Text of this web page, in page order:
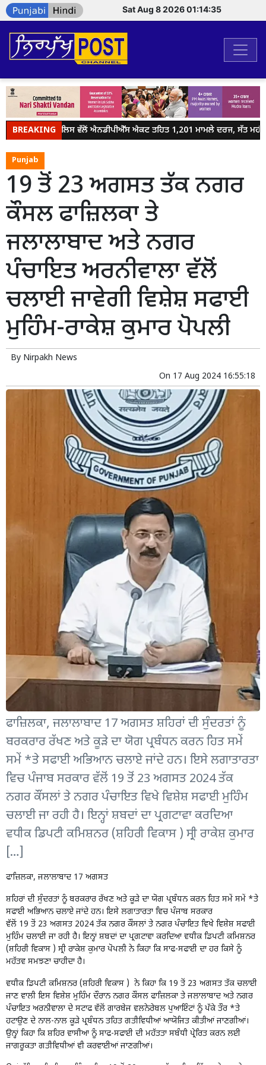
Sat Aug 8 2026 01:14:35
BREAKING
ਜਲੰਧਰ ਪੁਲਿਸ ਵੱਲੋਂ ਐਨਡੀਪੀਐੱਸ ਐਕਟ ਤਹਿਤ 1,201 ਮਾਮਲੇ ਦਰਜ, ਸੱਤ
Punjab
19 ਤੋਂ 23 ਅਗਸਤ ਤੱਕ ਨਗਰ
ਕੌਸਲ ਫਾਜ਼ਿਲਕਾ ਤੇ
ਜਲਾਲਾਬਾਦ ਅਤੇ ਨਗਰ
ਪੰਚਾਇਤ ਅਰਨੀਵਾਲਾ ਵੱਲੋਂ
ਚਲਾਈ ਜਾਵੇਗੀ ਵਿਸ਼ੇਸ਼ ਸਫਾਈ
ਮੁਹਿੰਮ-ਰਾਕੇਸ਼ ਕੁਮਾਰ ਪੋਪਲੀ
By Nirpakh News
On 17 Aug 2024 16:55:18
ਫਾਜ਼ਿਲਕਾ, ਜਲਾਲਾਬਾਦ 17 ਅਗਸਤ ਸ਼ਹਿਰਾਂ ਦੀ ਸੁੰਦਰਤਾਂ ਨੂੰ
ਬਰਕਰਾਰ ਰੱਖਣ ਅਤੇ ਕੂੜੇ ਦਾ ਯੋਗ ਪ੍ਰਬੰਧਨ ਕਰਨ ਹਿਤ ਸਮੇਂ
ਸਮੇਂ *ਤੇ ਸਫਾਈ ਅਭਿਆਨ ਚਲਾਏ ਜਾਂਦੇ ਹਨ। ਇਸੇ ਲਗਾਤਾਰਤਾ
ਵਿਚ ਪੰਜਾਬ ਸਰਕਾਰ ਵੱਲੋਂ 19 ਤੋਂ 23 ਅਗਸਤ 2024 ਤੱਕ
ਨਗਰ ਕੌਂਸਲਾਂ ਤੇ ਨਗਰ ਪੰਚਾਇਤ ਵਿਖੇ ਵਿਸ਼ੇਸ਼ ਸਫਾਈ ਮੁਹਿੰਮ
ਚਲਾਈ ਜਾ ਰਹੀ ਹੈ। ਇਨ੍ਹਾਂ ਸ਼ਬਦਾਂ ਦਾ ਪ੍ਰਗਟਾਵਾ ਕਰਦਿਆ
ਵਧੀਕ ਡਿਪਟੀ ਕਮਿਸ਼ਨਰ (ਸ਼ਹਿਰੀ ਵਿਕਾਸ ) ਸ੍ਰੀ ਰਾਕੇਸ਼ ਕੁਮਾਰ
[…]
ਫਾਜ਼ਿਲਕਾ, ਜਲਾਲਾਬਾਦ 17 ਅਗਸਤ
ਸ਼ਹਿਰਾਂ ਦੀ ਸੁੰਦਰਤਾਂ ਨੂੰ ਬਰਕਰਾਰ ਰੱਖਣ ਅਤੇ ਕੂੜੇ ਦਾ ਯੋਗ ਪ੍ਰਬੰਧਨ ਕਰਨ ਹਿਤ ਸਮੇਂ ਸਮੇਂ *ਤੇ
ਸਫਾਈ ਅਭਿਆਨ ਚਲਾਏ ਜਾਂਦੇ ਹਨ। ਇਸੇ ਲਗਾਤਾਰਤਾ ਵਿਚ ਪੰਜਾਬ ਸਰਕਾਰ
ਵੱਲੋਂ 19 ਤੋਂ 23 ਅਗਸਤ 2024 ਤੱਕ ਨਗਰ ਕੌਂਸਲਾਂ ਤੇ ਨਗਰ ਪੰਚਾਇਤ ਵਿਖੇ ਵਿਸ਼ੇਸ਼ ਸਫਾਈ
ਮੁਹਿੰਮ ਚਲਾਈ ਜਾ ਰਹੀ ਹੈ। ਇਨ੍ਹਾਂ ਸ਼ਬਦਾਂ ਦਾ ਪ੍ਰਗਟਾਵਾ ਕਰਦਿਆ ਵਧੀਕ ਡਿਪਟੀ ਕਮਿਸ਼ਨਰ
(ਸ਼ਹਿਰੀ ਵਿਕਾਸ ) ਸ੍ਰੀ ਰਾਕੇਸ਼ ਕੁਮਾਰ ਪੋਪਲੀ ਨੇ ਕਿਹਾ ਕਿ ਸਾਫ-ਸਫਾਈ ਦਾ ਹਰ ਕਿਸੇ ਨੂੰ
ਮਹੱਤਵ ਸਮਝਣਾ ਚਾਹੀਦਾ ਹੈ।
ਵਧੀਕ ਡਿਪਟੀ ਕਮਿਸ਼ਨਰ (ਸ਼ਹਿਰੀ ਵਿਕਾਸ ) ਨੇ ਕਿਹਾ ਕਿ 19 ਤੋਂ 23 ਅਗਸਤ ਤੱਕ ਚਲਾਈ
ਜਾਣ ਵਾਲੀ ਇਸ ਵਿਸ਼ੇਸ਼ ਮੁਹਿੰਮ ਦੌਰਾਨ ਨਗਰ ਕੌਂਸਲ ਫਾਜ਼ਿਲਕਾ ਤੇ ਜਲਾਲਾਬਾਦ ਅਤੇ ਨਗਰ
ਪੰਚਾਇਤ ਅਰਨੀਵਾਲਾ ਦੇ ਸਟਾਫ ਵੱਲੋਂ ਗਾਰਬੇਜ ਵਲਨੇਰੇਬਲ ਪੁਆਇੰਟਾਂ ਨੂੰ ਪੱਕੇ ਤੌਰ *ਤੇ
ਹਟਾਉਣ ਦੇ ਨਾਲ-ਨਾਲ ਕੂੜੇ ਪ੍ਰਬੰਧਨ ਤਹਿਤ ਗਤੀਵਿਧੀਆਂ ਆਯੋਜਿਤ ਕੀਤੀਆਂ ਜਾਣਗੀਆਂ।
ਉਨ੍ਹਾਂ ਕਿਹਾ ਕਿ ਸ਼ਹਿਰ ਵਾਸੀਆ ਨੂੰ ਸਾਫ-ਸਫਾਈ ਦੀ ਮਹੱਤਤਾ ਸਬੰਧੀ ਪ੍ਰੇਰਿਤ ਕਰਨ ਲਈ
ਜਾਗਰੂਕਤਾ ਗਤੀਵਿਧੀਆਂ ਵੀ ਕਰਵਾਈਆਂ ਜਾਣਗੀਆਂ।